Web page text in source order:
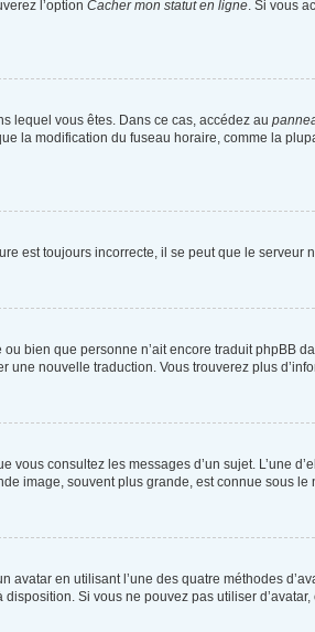
l’option Cacher mon statut en ligne . Si vous
lequel vous êtes. Dans ce cas, accédez au
la modification du fuseau horaire, comme la
est toujours incorrecte, il se peut que le serveur
bien que personne n’ait encore traduit phpBB
une nouvelle traduction. Vous trouverez plus
consultez les messages d’un sujet. L’une
image, souvent plus grande, est connue sous
en utilisant l’une des quatre méthodes
Si vous ne pouvez pas utiliser